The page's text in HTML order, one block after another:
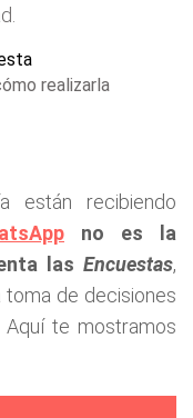
realizarla
están recibiendo
no es la
las Encuestas,
toma de decisiones
Aquí te mostramos